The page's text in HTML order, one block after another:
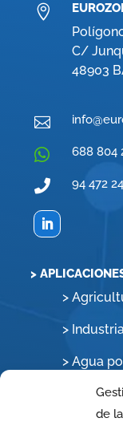
de

C/
48903

 688 804
 94 472
>
>
>
> Agua
Agua